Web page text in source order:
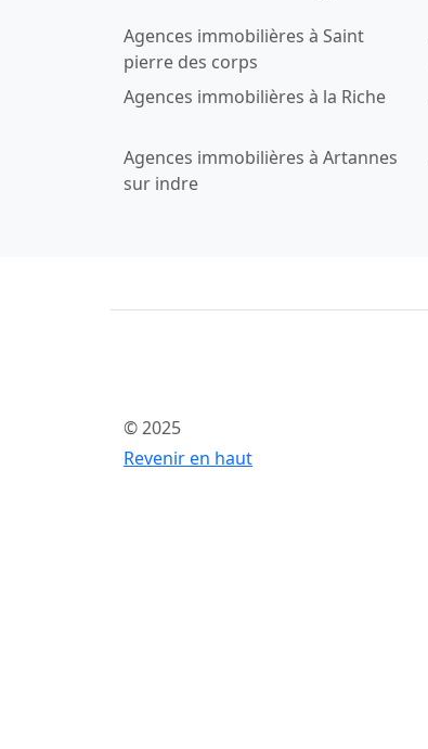
Agences immobilières à Saint
pierre des corps
Agences immobilières à la Riche
Agences immobilières à Artannes
sur indre
© 2025
Revenir en haut